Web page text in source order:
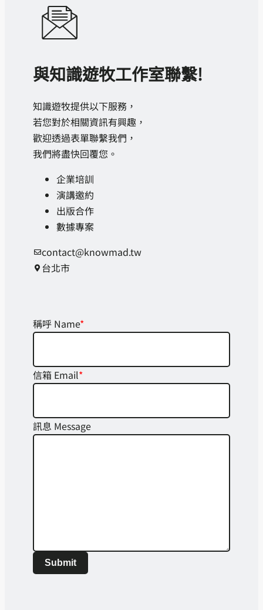
與知識遊牧工作室聯繫!
知識遊牧提供以下服務，
若您對於相關資訊有興趣，
歡迎透過表單聯繫我們，
我們將盡快回覆您。
企業培訓
演講邀約
出版合作
數據專案
contact@knowmad.tw
台北市
稱呼 Name*
信箱 Email*
訊息 Message
Submit